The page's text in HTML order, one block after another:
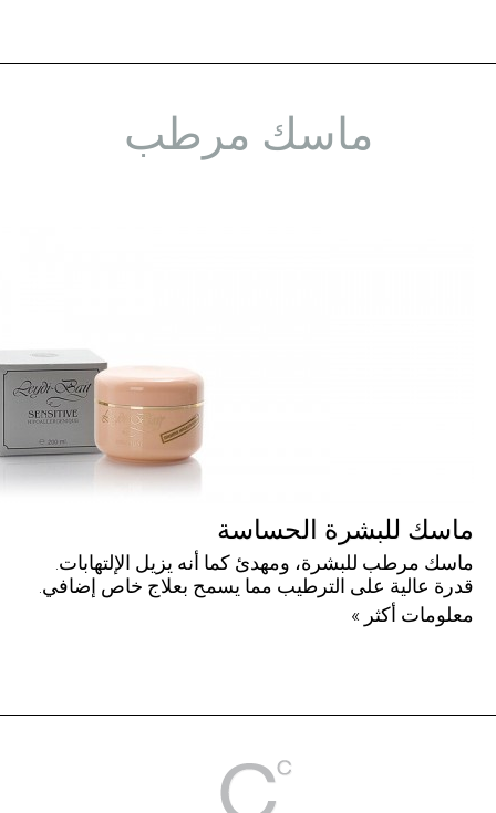
ماسك مرطب
ماسك للبشرة الحساسة
ماسك مرطب للبشرة، ومهدئ كما أنه يزيل الإلتهابات.
قدرة عالية على الترطيب مما يسمح بعلاج خاص إضافي.
معلومات أكثر »